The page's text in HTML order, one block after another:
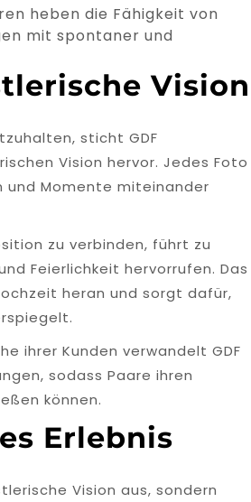
heben die Fähigkeit von
mit spontaner und
Vision
sticht GDF
Vision hervor. Jedes Foto
und Momente miteinander
zu verbinden, führt zu
Feierlichkeit hervorrufen. Das
heran und sorgt dafür,
ihrer Kunden verwandelt GDF
sodass Paare ihren
können.
Erlebnis
Vision aus, sondern